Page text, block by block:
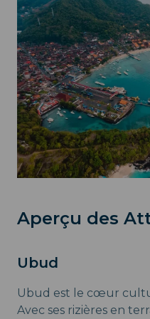
Aperçu des
Ubud
Ubud est le cœur
Avec ses rizières en